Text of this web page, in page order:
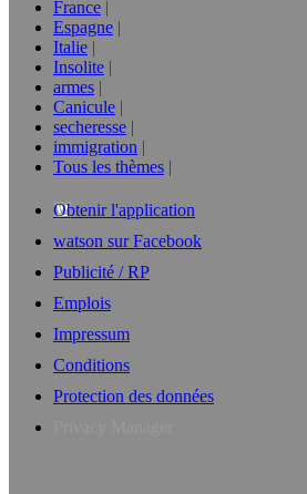
France
Espagne
Italie
Insolite
armes
Canicule
secheresse
immigration
Tous les thèmes
Obtenir l'application
watson sur Facebook
Publicité / RP
Emplois
Impressum
Conditions
Protection des données